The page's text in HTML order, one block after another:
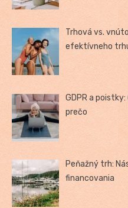
Trhová vs.
efektívneho
GDPR a
prečo
Peňažný trh:
financovania